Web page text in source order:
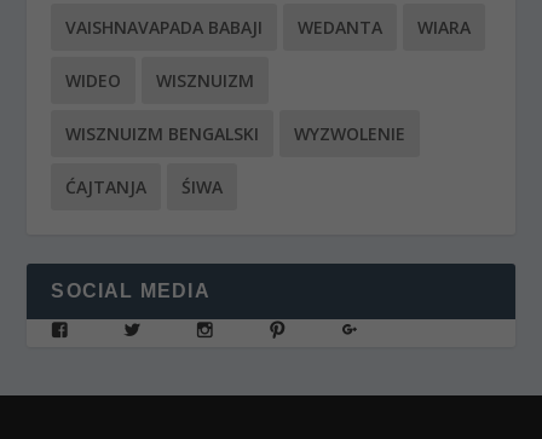
VAISHNAVAPADA BABAJI WEDANTA WIARA
WIDEO WISZNUIZM
WISZNUIZM BENGALSKI WYZWOLENIE
ĆAJTANJA ŚIWA
SOCIAL MEDIA